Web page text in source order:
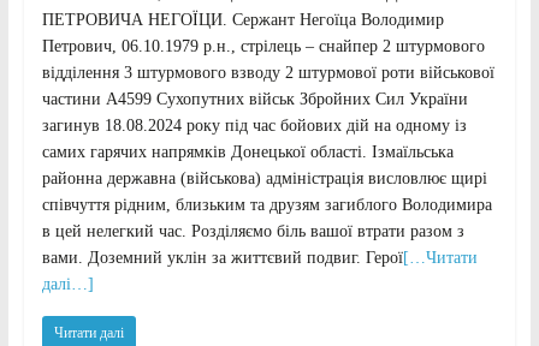
ПЕТРОВИЧА НЕГОЇЦИ. Сержант Негоїца Володимир
Петрович, 06.10.1979 р.н., стрілець – снайпер 2 штурмового
відділення 3 штурмового взводу 2 штурмової роти військової
частини А4599 Сухопутних військ Збройних Сил України
загинув 18.08.2024 року під час бойових дій на одному із
самих гарячих напрямків Донецької області. Ізмаїльська
районна державна (військова) адміністрація висловлює щирі
співчуття рідним, близьким та друзям загиблого Володимира
в цей нелегкий час. Розділяємо біль вашої втрати разом з
вами. Доземний уклін за життєвий подвиг. Герої[…Читати
далі…]
Читати далі